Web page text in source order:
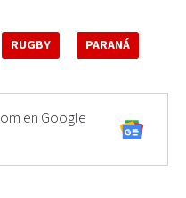
RUGBY PARANÁ
en Google